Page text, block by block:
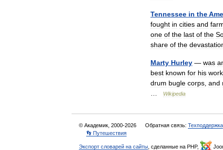
Tennessee in the
fought in cities and
one of the last of the
share of the
Marty Hurley — was
best known for his work
drum bugle corps and
Wikipedia
© Академик, 2000-2026 Обратная связь: Техподдержка
👣 Путешествия
Экспорт словарей на сайты , сделанные на PHP,